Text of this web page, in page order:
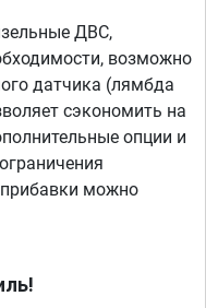
ДВС,
возможно
датчика (лямбда
сэкономить на
опции и
можно